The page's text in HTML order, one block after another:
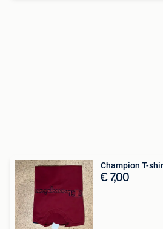
Champion T-
€ 7,00